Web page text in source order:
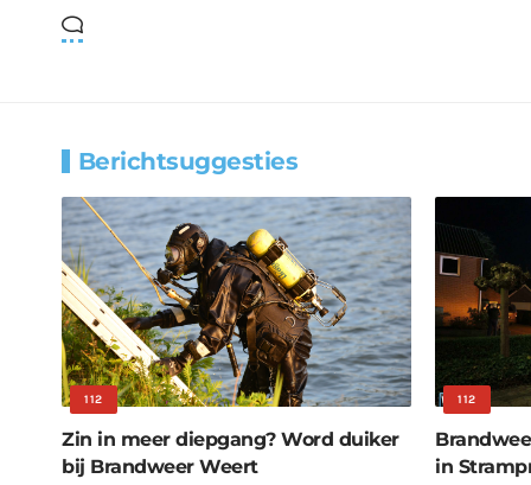
Berichtsuggesties
112
Zin in meer diepgang? Word duiker
bij Brandweer Weert
112
in